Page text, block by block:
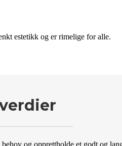
estetikk og er rimelige for alle.
og opprettholde et godt og